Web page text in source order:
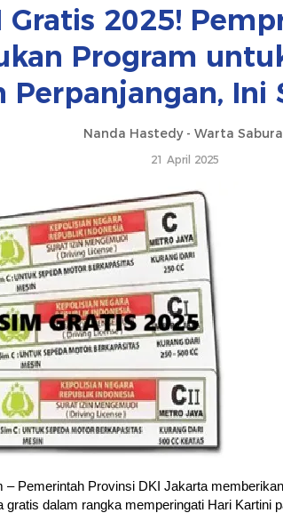
Gratis 2025!
Program
Perpanjangan, Ini
Nanda Hastedy - Warta
21 April 2025
– Pemerintah Provinsi DKI Jakarta
gratis dalam rangka memperingati Hari Kartini